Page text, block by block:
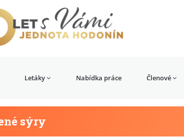
Letáky Nabídka práce Členové
sýry